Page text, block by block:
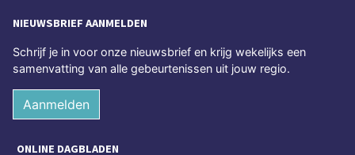
NIEUWSBRIEF AANMELDEN
Schrijf je in voor onze nieuwsbrief en krijg wekelijks een
samenvatting van alle gebeurtenissen uit jouw regio.
Aanmelden
ONLINE DAGBLADEN